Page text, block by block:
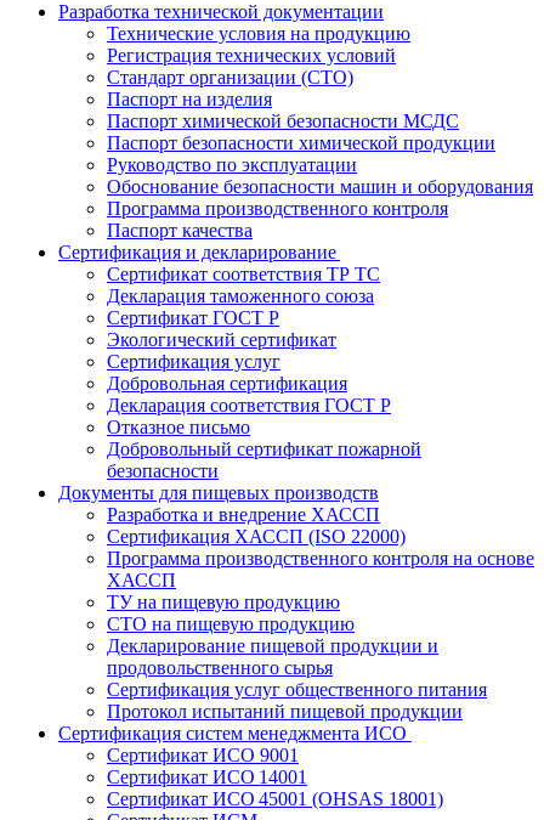
Разработка технической документации
Технические условия на продукцию
Регистрация технических условий
Стандарт организации (СТО)
Паспорт на изделия
Паспорт химической безопасности МСДС
Паспорт безопасности химической продукции
Руководство по эксплуатации
Обоснование безопасности машин и оборудования
Программа производственного контроля
Паспорт качества
Сертификация и декларирование
Сертификат соответствия ТР ТС
Декларация таможенного союза
Сертификат ГОСТ Р
Экологический сертификат
Сертификация услуг
Добровольная сертификация
Декларация соответствия ГОСТ Р
Отказное письмо
Добровольный сертификат пожарной
безопасности
Документы для пищевых производств
Разработка и внедрение ХАССП
Сертификация ХАССП (ISO 22000)
Программа производственного контроля на основе
ХАССП
ТУ на пищевую продукцию
СТО на пищевую продукцию
Декларирование пищевой продукции и
продовольственного сырья
Сертификация услуг общественного питания
Протокол испытаний пищевой продукции
Сертификация систем менеджмента ИСО
Сертификат ИСО 9001
Сертификат ИСО 14001
Сертификат ИСО 45001 (OHSAS 18001)